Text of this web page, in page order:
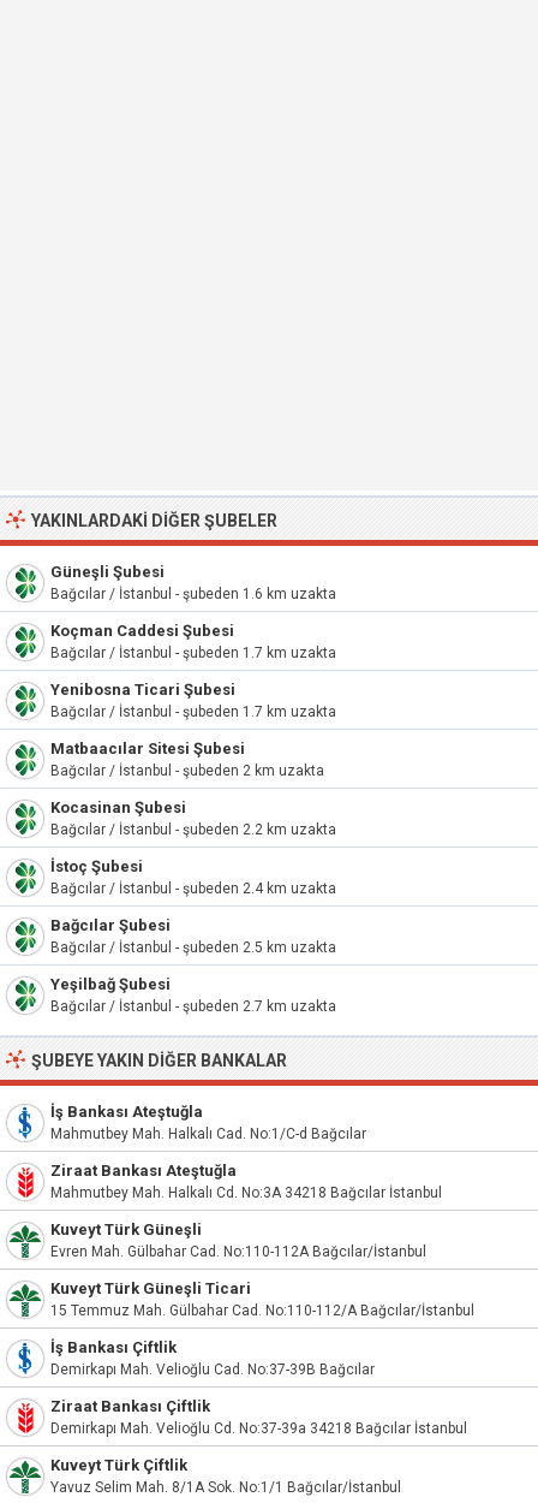
YAKINLARDAKI DIĞER ŞUBELER
Güneşli Şubesi
Bağcılar / İstanbul - şubeden 1.6 km uzakta
Koçman Caddesi Şubesi
Bağcılar / İstanbul - şubeden 1.7 km uzakta
Yenibosna Ticari Şubesi
Bağcılar / İstanbul - şubeden 1.7 km uzakta
Matbaacılar Sitesi Şubesi
Bağcılar / İstanbul - şubeden 2 km uzakta
Kocasinan Şubesi
Bağcılar / İstanbul - şubeden 2.2 km uzakta
İstoç Şubesi
Bağcılar / İstanbul - şubeden 2.4 km uzakta
Bağcılar Şubesi
Bağcılar / İstanbul - şubeden 2.5 km uzakta
Yeşilbağ Şubesi
Bağcılar / İstanbul - şubeden 2.7 km uzakta
ŞUBEYE YAKIN DIĞER BANKALAR
İş Bankası Ateştuğla
Mahmutbey Mah. Halkalı Cad. No:1/C-d Bağcılar
Ziraat Bankası Ateştuğla
Mahmutbey Mah. Halkalı Cd. No:3A 34218 Bağcılar İstanbul
Kuveyt Türk Güneşli
Evren Mah. Gülbahar Cad. No:110-112A Bağcılar/İstanbul
Kuveyt Türk Güneşli Ticari
15 Temmuz Mah. Gülbahar Cad. No:110-112/A Bağcılar/İstanbul
İş Bankası Çiftlik
Demirkapı Mah. Velioğlu Cad. No:37-39B Bağcılar
Ziraat Bankası Çiftlik
Demirkapı Mah. Velioğlu Cd. No:37-39a 34218 Bağcılar İstanbul
Kuveyt Türk Çiftlik
Yavuz Selim Mah. 8/1A Sok. No:1/1 Bağcılar/İstanbul